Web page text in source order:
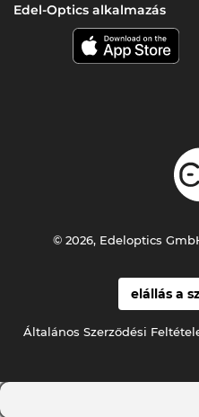
Edel-Optics alkalmazás
elállás a
Általános Szerződési
© 2026, Edeloptics